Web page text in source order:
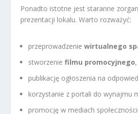
Ponadto istotne jest staranne
prezentacji lokalu. Warto rozważyć:
przeprowadzeniewirtualnego
stworzeniefilmu promocyjnego,
publikację ogłoszenia na
korzystanie z portali do wynajmu
promocję w mediach